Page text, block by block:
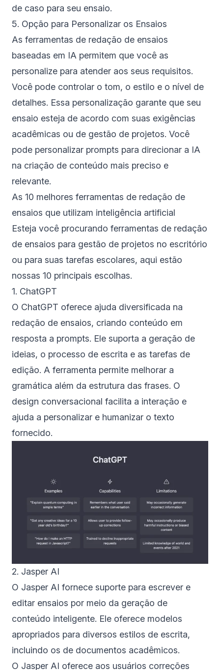
de caso para seu ensaio.
5. Opção para Personalizar os Ensaios
As ferramentas de redação de ensaios
baseadas em IA permitem que você as
personalize para atender aos seus requisitos.
Você pode controlar o tom, o estilo e o nível de
detalhes. Essa personalização garante que seu
ensaio esteja de acordo com suas exigências
acadêmicas ou de gestão de projetos. Você
pode personalizar prompts para direcionar a IA
na criação de conteúdo mais preciso e
relevante.
As 10 melhores ferramentas de redação de
ensaios que utilizam inteligência artificial
Esteja você procurando ferramentas de redação
de ensaios para gestão de projetos no escritório
ou para suas tarefas escolares, aqui estão
nossas 10 principais escolhas.
1. ChatGPT
O ChatGPT oferece ajuda diversificada na
redação de ensaios, criando conteúdo em
resposta a prompts. Ele suporta a geração de
ideias, o processo de escrita e as tarefas de
edição. A ferramenta permite melhorar a
gramática além da estrutura das frases. O
design conversacional facilita a interação e
ajuda a personalizar e humanizar o texto
fornecido.
2. Jasper AI
O Jasper AI fornece suporte para escrever e
editar ensaios por meio da geração de
conteúdo inteligente. Ele oferece modelos
apropriados para diversos estilos de escrita,
incluindo os de documentos acadêmicos.
O Jasper AI oferece aos usuários correções